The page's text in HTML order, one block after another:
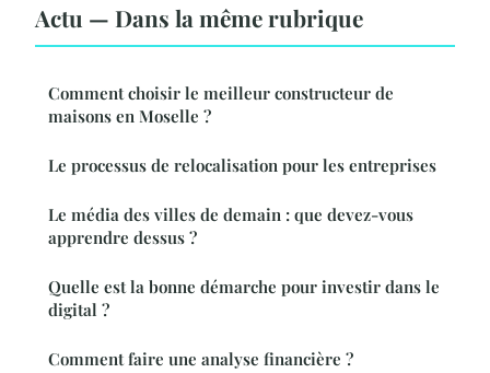
Actu — Dans la même rubrique
Comment choisir le meilleur constructeur de
maisons en Moselle ?
Le processus de relocalisation pour les entreprises
Le média des villes de demain : que devez-vous
apprendre dessus ?
Quelle est la bonne démarche pour investir dans le
digital ?
Comment faire une analyse financière ?